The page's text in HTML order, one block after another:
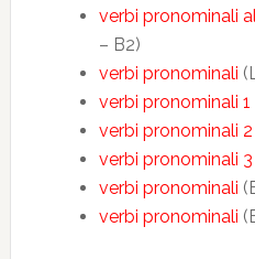
verbi pronominali
– B2)
verbi pronominali
verbi pronominali 1
verbi pronominali 2
verbi pronominali 3
verbi pronominali
verbi pronominali